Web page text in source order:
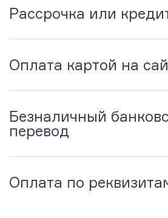
Рассрочка или
Оплата картой на
Безналичный
перевод
Оплата по